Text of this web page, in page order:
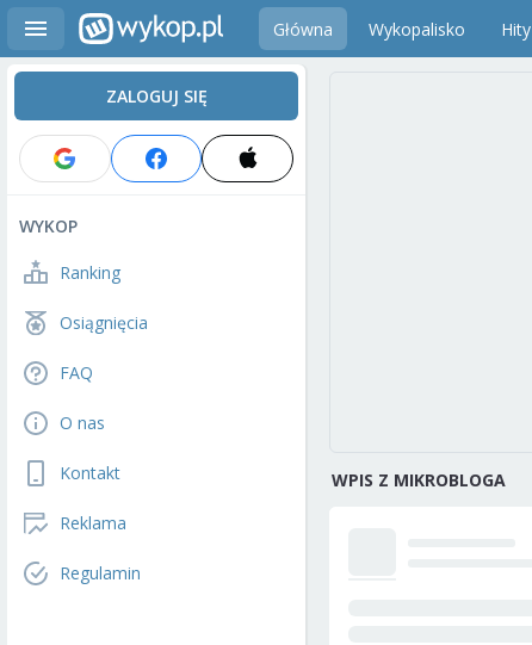
Główna Wykopalisko Hity
ZALOGUJ SIĘ
WYKOP
Ranking
Osiągnięcia
FAQ
O nas
Kontakt
Reklama
Regulamin
WPIS Z MIKROBLOGA